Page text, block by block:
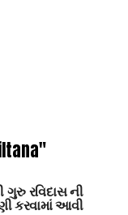
ગુરુ રવિદાસ ની
કરવામાં આવી